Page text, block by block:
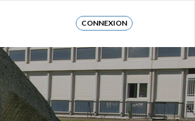
CONNEXION